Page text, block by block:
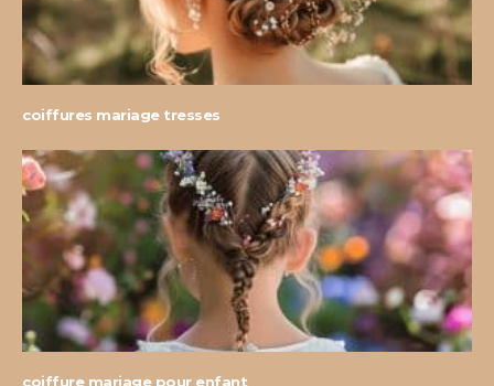
coiffures mariage tresses
coiffure mariage pour enfant